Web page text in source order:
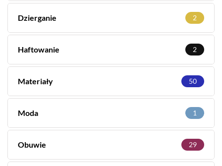
Dzierganie 2
Haftowanie 2
Materiały 50
Moda 1
Obuwie 29